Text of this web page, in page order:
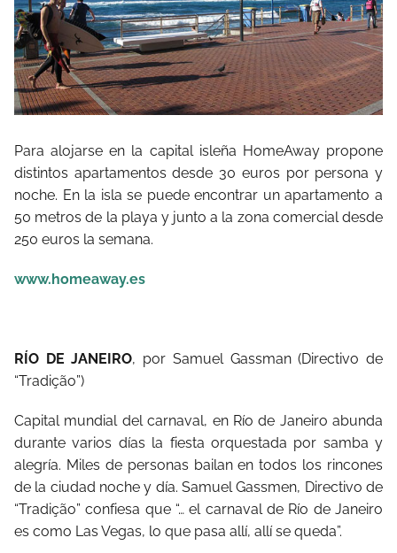
Para alojarse en la capital isleña HomeAway propone
distintos apartamentos desde 30 euros por persona y
noche. En la isla se puede encontrar un apartamento a
50 metros de la playa y junto a la zona comercial desde
250 euros la semana.
www.homeaway.es
RÍO DE JANEIRO, por Samuel Gassman (Directivo de
“Tradição”)
Capital mundial del carnaval, en Río de Janeiro abunda
durante varios días la fiesta orquestada por samba y
alegría. Miles de personas bailan en todos los rincones
de la ciudad noche y día. Samuel Gassmen, Directivo de
“Tradição” confiesa que “… el carnaval de Río de Janeiro
es como Las Vegas, lo que pasa allí, allí se queda”.